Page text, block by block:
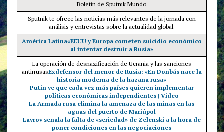
Boletín de Sputnik Mundo
Sputnik te ofrece las noticias más relevantes de la jornada con
análisis y entrevistas sobre la actualidad global.
América Latina«EEUU y Europa cometen suicidio económico
al intentar destruir a Rusia»
La operación de desnazificación de Ucrania y las sanciones
antirrusasExdefensor del menor de Rusia: «En Donbás nace la
historia moderna de la hazaña rusa»
Putin ve que cada vez más países quieren implementar
políticas económicas independientes | Video
La Armada rusa elimina la amenaza de las minas en las
aguas del puerto de Mariúpol
Lavrov señala la falta de «seriedad» de Zelenski a la hora de
poner condiciones en las negociaciones